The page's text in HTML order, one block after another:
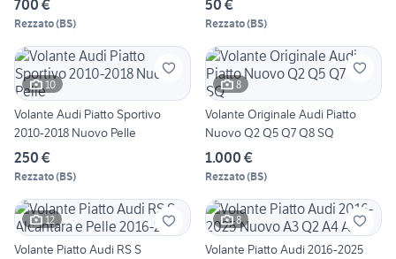
700 €
Rezzato(BS)
50 €
Rezzato(BS)
10
Volante Audi Piatto Sportivo
2010-2018 Nuovo Pelle
250 €
Rezzato(BS)
8
Volante Originale Audi Piatto
Nuovo Q2 Q5 Q7 Q8 SQ
1.000 €
Rezzato(BS)
12
Volante Piatto Audi RS S
8
Volante Piatto Audi 2016-2025